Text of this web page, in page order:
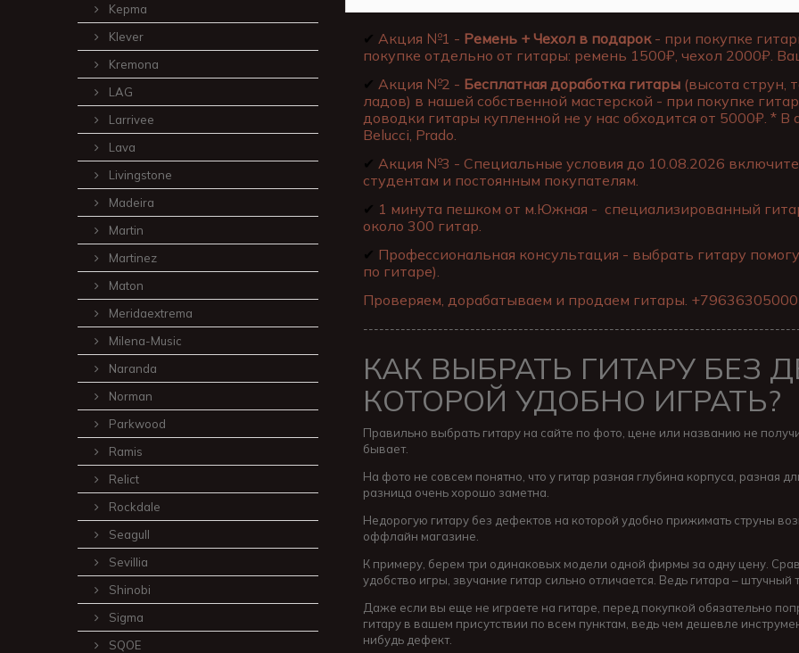
Kepma
Klever
Kremona
LAG
Larrivee
Lava
Livingstone
Madeira
Martin
Martinez
Maton
Meridaextrema
Milena-Music
Naranda
Norman
Parkwood
Ramis
Relict
Rockdale
Seagull
Sevillia
Shinobi
Sigma
SQOE
✔ Акция №1 - Ремень + Чехол в подарок- при покупке
покупке отдельно от гитары: ремень 1500₽, чехол 2000₽.
✔ Акция №2 - Бесплатная доработка гитары (высота струн,
ладов) в нашей собственной мастерской - при покупке
доводки гитары купленной не у нас обходится от 5000₽. *
Belucci, Prado.
✔ Акция №3 - Специальные условия до 10.08.2026
студентам и постоянным покупателям.
✔ 1 минута пешком от м.Южная - специализированный
около 300 гитар.
✔ Профессиональная консультация - выбрать гитару
по гитаре).
Проверяем, дорабатываем и продаем гитары. +79636305000
КАК ВЫБРАТЬ ГИТАРУ БЕЗ
КОТОРОЙ УДОБНО ИГРАТЬ?
Правильно выбрать гитару на сайте по фото, цене или названию не
бывает.
На фото не совсем понятно, что у гитар разная глубина корпуса, разная
разница очень хорошо заметна.
Недорогую гитару без дефектов на которой удобно прижимать струны
оффлайн магазине.
К примеру, берем три одинаковых модели одной фирмы за одну цену.
удобство игры, звучание гитар сильно отличается. Ведь гитара –
Даже если вы еще не играете на гитаре, перед покупкой обязательно
гитару в вашем присутствии по всем пунктам, ведь чем дешевле
нибудь дефект.